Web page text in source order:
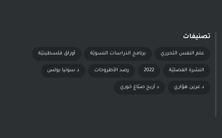
تصنيفات
علم النفس التحرري برنامج الدراسات النسويّة أوراق فلسطينيّة
النشرة الفصليّة 2022 رصد الأطروحات د سونيا بولس
د عرين هوّاري د أريج صبّاغ خوري